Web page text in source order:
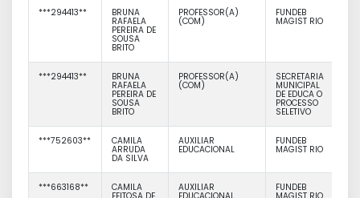
***294413** BRUNA
RAFAELA
PEREIRA DE
SOUSA
BRITO
PROFESSOR(A)
(COM)
FUNDEB
MAGIST RIO
***294413** BRUNA
RAFAELA
PEREIRA DE
SOUSA
BRITO
PROFESSOR(A)
(COM)
SECRETARIA
MUNICIPAL
DE EDUCA O
PROCESSO
SELETIVO
***752603** CAMILA
ARRUDA
DA SILVA
AUXILIAR
EDUCACIONAL
FUNDEB
MAGIST RIO
***663168** CAMILA AUXILIAR FUNDEB